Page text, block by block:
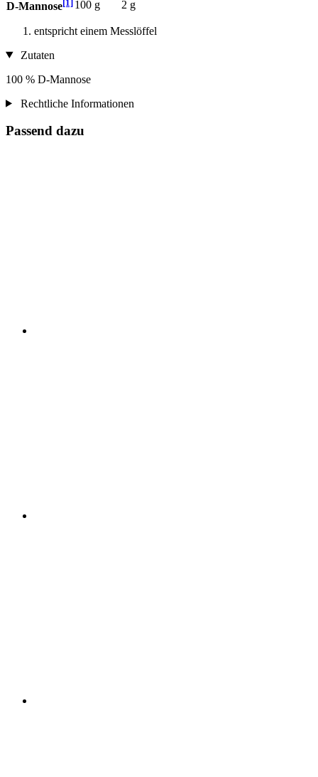
D-Mannose[1] 100 g 2 g
entspricht einem Messlöffel
Zutaten
100 % D-Mannose
Rechtliche Informationen
Passend dazu